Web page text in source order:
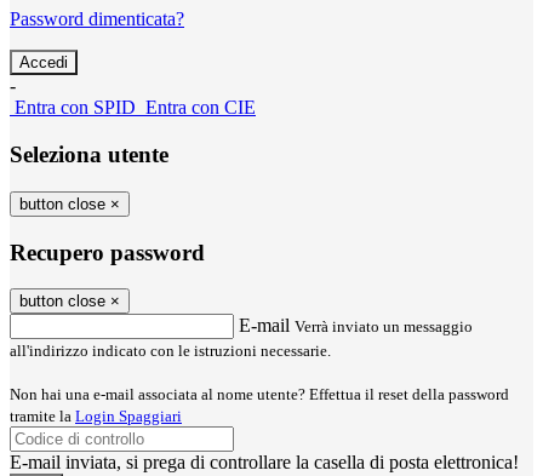
Password dimenticata?
-
Entra con SPID Entra con CIE
Seleziona utente
button close ×
Recupero password
button close ×
E-mail Verrà inviato un messaggio
all'indirizzo indicato con le istruzioni necessarie.
Non hai una e-mail associata al nome utente? Effettua il reset della password
tramite la Login Spaggiari
E-mail inviata, si prega di controllare la casella di posta elettronica!